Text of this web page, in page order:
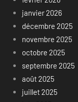
janvier 2026
décembre 2025
novembre 2025
octobre 2025
septembre 2025
août 2025
juillet 2025